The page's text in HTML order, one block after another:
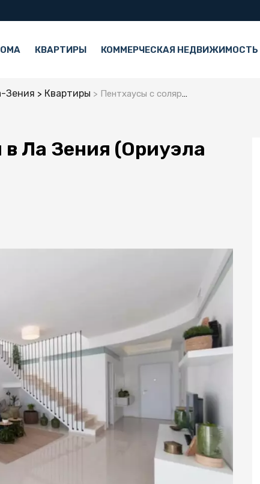
КВАРТИРЫ КОММЕРЧЕСКАЯ НЕДВИЖИМОСТЬ
Зения Квартиры Пентхаусы с солярием в Ла Зения (Ориуэла Коста)
Ла Зения (Ориуэла